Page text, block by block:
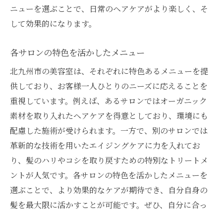
ニューを選ぶことで、日常のヘアケアがより楽しく、そ
して効果的になります。
各サロンの特色を活かしたメニュー
北九州市の美容室は、それぞれに特色あるメニューを提
供しており、お客様一人ひとりのニーズに応えることを
重視しています。例えば、あるサロンではオーガニック
素材を取り入れたヘアケアを得意としており、環境にも
配慮した施術が受けられます。一方で、別のサロンでは
革新的な技術を用いたエイジングケアに力を入れてお
り、髪のハリやコシを取り戻すための特別なトリートメ
ントが人気です。各サロンの特色を活かしたメニューを
選ぶことで、より効果的なケアが期待でき、自分自身の
髪を最大限に活かすことが可能です。ぜひ、自分に合っ